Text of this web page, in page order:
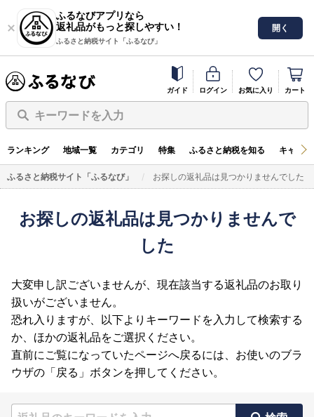
ふるなびアプリなら
返礼品がもっと探しやすい！
ふるさと納税サイト「ふるなび」
開く
ガイド ログイン お気に入り カート
キーワードを入力
ランキング 地域一覧 カテゴリ 特集 ふるさと納税を知る キャン
ふるさと納税サイト「ふるなび」 お探しの返礼品は見つかりませんでした
お探しの返礼品は見つかりませんで
した
大変申し訳ございませんが、現在該当する返礼品のお取り
扱いがございません。
恐れ入りますが、以下よりキーワードを入力して検索する
か、ほかの返礼品をご選択ください。
直前にご覧になっていたページへ戻るには、お使いのブラ
ウザの「戻る」ボタンを押してください。